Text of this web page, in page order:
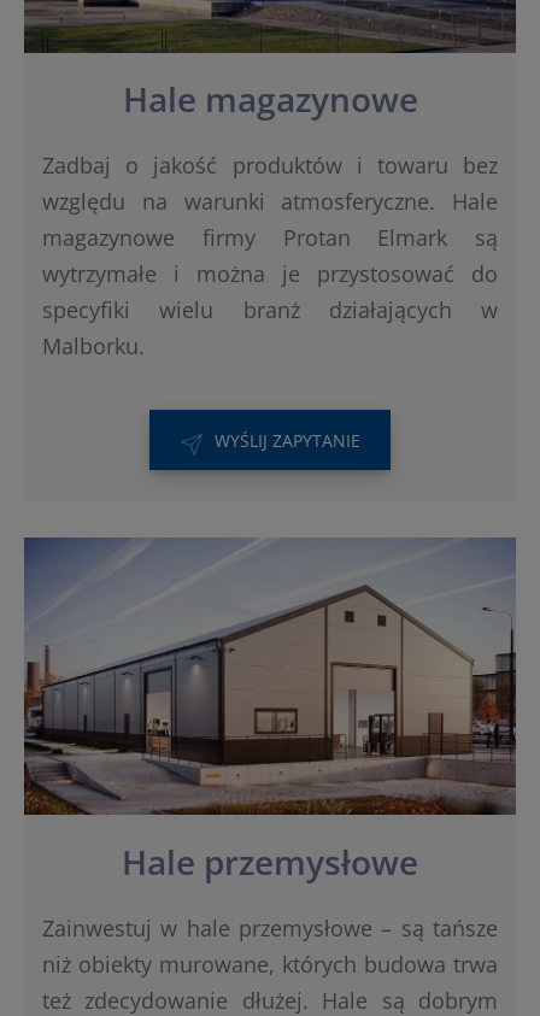
Hale magazynowe
Zadbaj o jakość produktów i towaru bez
względu na warunki atmosferyczne. Hale
magazynowe firmy Protan Elmark są
wytrzymałe i można je przystosować do
specyfiki wielu branż działających w
Malborku.
WYŚLIJ ZAPYTANIE
Hale przemysłowe
Zainwestuj w hale przemysłowe – są tańsze
niż obiekty murowane, których budowa trwa
też zdecydowanie dłużej. Hale są dobrym